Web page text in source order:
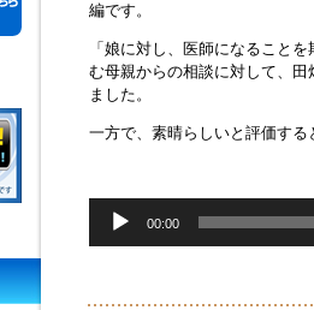
編です。
「娘に対し、医師になること
む母親からの相談に対して、
ました。
一方で、素晴らしいと評価す
ー
00:00